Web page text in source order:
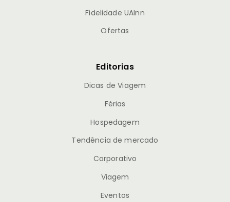
Fidelidade UAInn
Ofertas
Editorias
Dicas de Viagem
Férias
Hospedagem
Tendência de mercado
Corporativo
Viagem
Eventos